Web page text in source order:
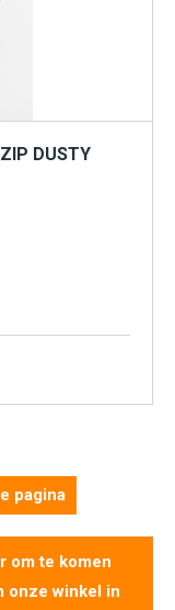
DUSTY
pagina
om te komen
onze winkel in